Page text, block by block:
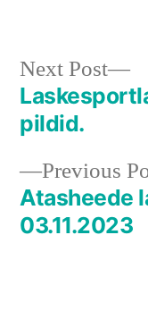
Previous
Atasheede
03.11.2023
Next Post
pildid.